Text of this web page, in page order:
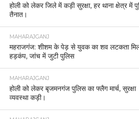
होली को लेकर जिले में कड़ी सुरक्षा, हर थाना क्षेत्र में
तैनात।
MAHARAJGANJ
महराजगंज: शीशम के पेड़ से युवक का शव लटकता
हड़कंप, जांच में जुटी पुलिस
MAHARAJGANJ
होली को लेकर बृजमनगंज पुलिस का फ्लैग मार्च, सुरक्षा
व्यवस्था कड़ी।